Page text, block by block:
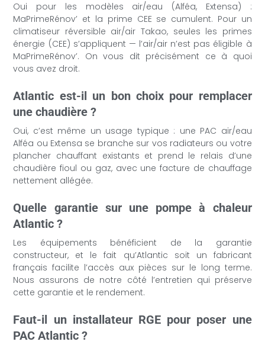
Oui pour les modèles air/eau (Alféa, Extensa) :
MaPrimeRénov’ et la prime CEE se cumulent. Pour un
climatiseur réversible air/air Takao, seules les primes
énergie (CEE) s’appliquent — l’air/air n’est pas éligible à
MaPrimeRénov’. On vous dit précisément ce à quoi
vous avez droit.
Atlantic est-il un bon choix pour remplacer
une chaudière ?
Oui, c’est même un usage typique : une PAC air/eau
Alféa ou Extensa se branche sur vos radiateurs ou votre
plancher chauffant existants et prend le relais d’une
chaudière fioul ou gaz, avec une facture de chauffage
nettement allégée.
Quelle garantie sur une pompe à chaleur
Atlantic ?
Les équipements bénéficient de la garantie
constructeur, et le fait qu’Atlantic soit un fabricant
français facilite l’accès aux pièces sur le long terme.
Nous assurons de notre côté l’entretien qui préserve
cette garantie et le rendement.
Faut-il un installateur RGE pour poser une
PAC Atlantic ?